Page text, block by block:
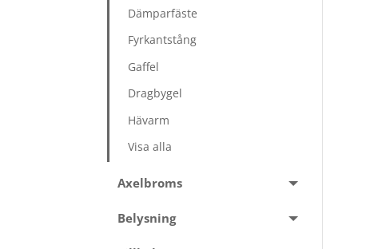
Dämparfäste
Fyrkantstång
Gaffel
Dragbygel
Hävarm
Visa alla
Axelbroms
Belysning